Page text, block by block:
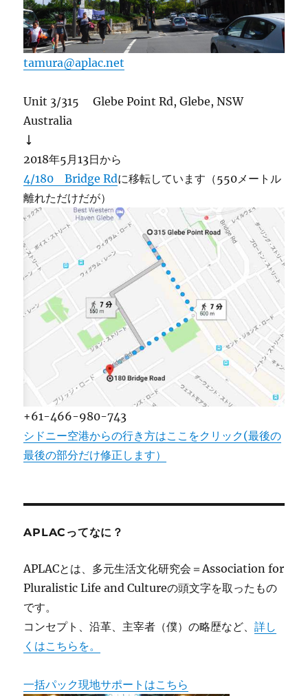
tamura@aplac.net
Unit 3/315 Glebe Point Rd, Glebe, NSW
Australia
↓
2018年5月13日から
4/180 Bridge Rdに移転しています（550メートル
離れただけだが）
+61-466-980-743
シドニー空港からの行き方はここをクリック(最後の
最後の部分だけ修正します）
APLACってなに？
APLACとは、多元生活文化研究会＝Association for
Pluralistic Life and Cultureの頭文字を取ったもの
です。
コンセプト、沿革、主宰者（僕）の略歴など、詳し
くはこちらを。
一括パック現地サポートはこちら